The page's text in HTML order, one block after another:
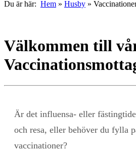
Du är här: Hem » Husby »
Välkommen till
Är det influensa- eller
och resa, eller behöver du fylla
vaccinationer?